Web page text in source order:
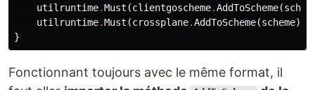
utilruntime.Must (clientgoscheme.AddToScheme(
utilruntime.Must (crossplane.AddToScheme(scheme))
}
Fonctionnant toujours avec le même format, il